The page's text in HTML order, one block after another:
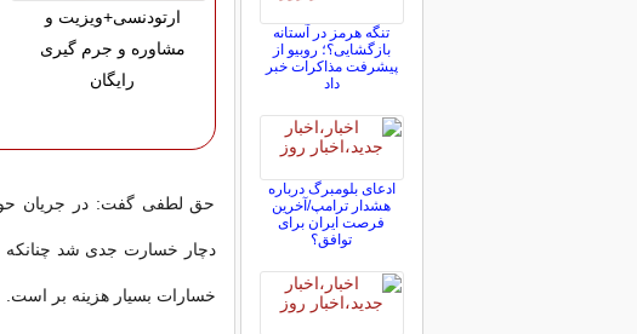
ارتودنسی+ویزیت و
مشاوره و جرم گیری
رایگان
حق لطفی گفت: در جریان
خسارات بسیار هزینه بر است.
تنگه هرمز در آستانه
بازگشایی؟؛ روبیو از
پیشرفت مذاکرات خبر
داد
ادعای بلومبرگ درباره
هشدار ترامپ/آخرین
فرصت ایران برای
توافق؟